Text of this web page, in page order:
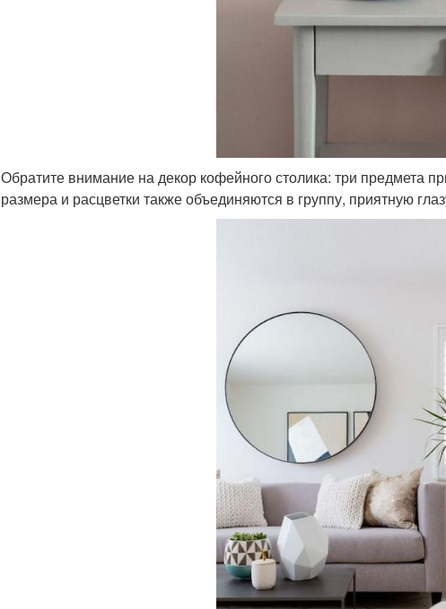
Обратите внимание на декор кофейного столика: три предмета
размера и расцветки также объединяются в группу, приятную